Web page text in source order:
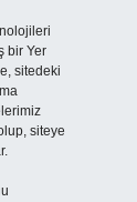
bir Yer
sitedeki
siteye